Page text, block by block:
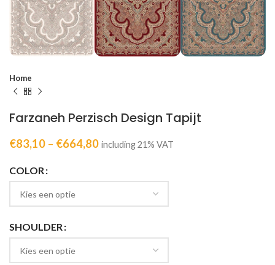
Home
Farzaneh Perzisch Design Tapijt
€83,10 – €664,80 including 21% VAT
COLOR
SHOULDER